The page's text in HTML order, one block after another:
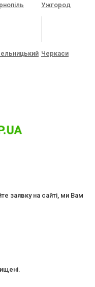
Ужгород
Черкаси
заявку на сайті, ми Вам